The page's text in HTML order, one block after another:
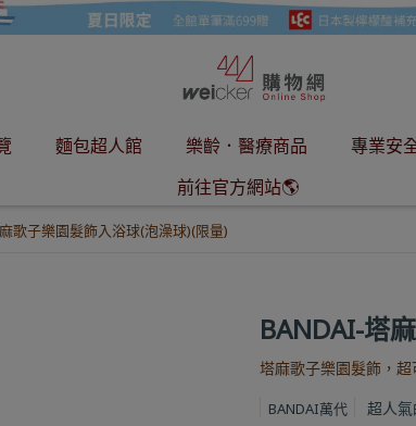
麵包超人館 樂齡．醫療商品 專業安
前往官方網站🌎
歌子樂園髮飾入浴球(泡澡球)(限量)
BANDAI-塔
塔麻歌子樂園髮飾，超
BANDAI萬代 超人